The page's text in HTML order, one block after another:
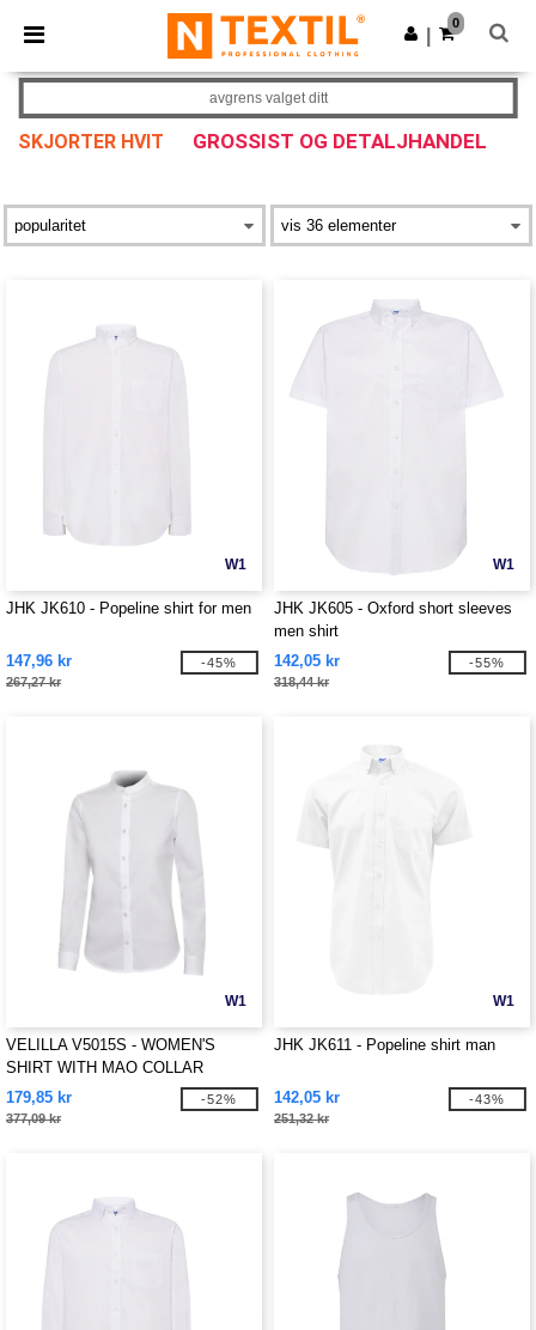
× Ntextil-app
Bedre priser i appen!
Last ned app
0
SKJORTER HVIT GROSSIST OG DETALJHANDEL
avgrens valget ditt
W1
JHK JK610 - Popeline shirt for men
147,96 kr
267,27 kr
-45%
W1
JHK JK605 - Oxford short sleeves
men shirt
142,05 kr
318,44 kr
-55%
W1
VELILLA V5015S - WOMEN'S
SHIRT WITH MAO COLLAR
179,85 kr
377,09 kr
-52%
W1
JHK JK611 - Popeline shirt man
142,05 kr
251,32 kr
-43%